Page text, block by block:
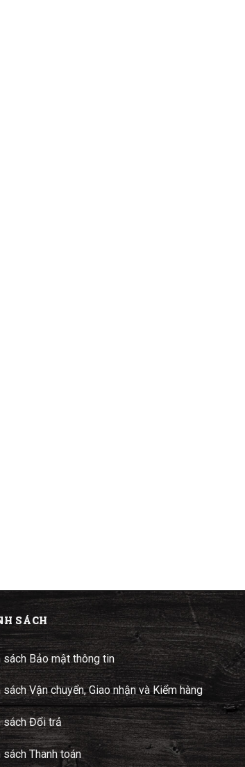
SÁCH
sách Bảo mật thông tin
sách Vận chuyển, Giao nhận và Kiểm hàng
sách Đổi trả
sách Thanh toán